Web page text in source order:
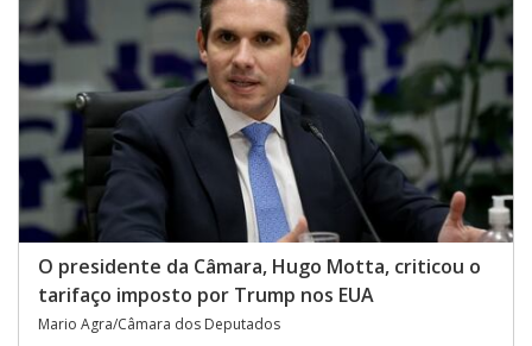
O presidente da Câmara, Hugo Motta, criticou o
tarifaço imposto por Trump nos EUA
Mario Agra/Câmara dos Deputados